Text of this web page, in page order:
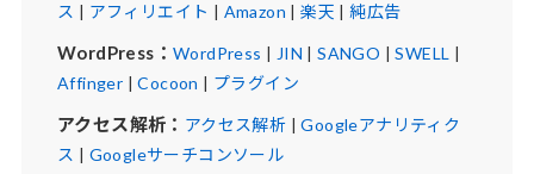
ス | アフィリエイト | Amazon |楽天 |純広告
WordPress： WordPress | JIN |SANGO |SWELL |
Affinger |Cocoon | プラグイン
アクセス解析： アクセス解析 |Googleアナリティク
ス | Googleサーチコンソール